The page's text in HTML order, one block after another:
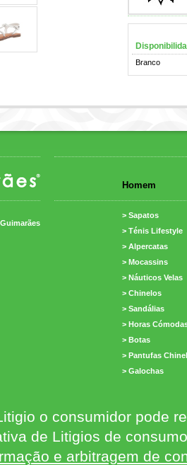
Branco
Homem
> Sapatos
> Ténis Lifestyle
> Alpercatas
> Mocassins
> Náuticos Velas
> Chinelos
> Sandálias
> Horas
> Botas
> Pantufas
> Galochas
o consumidor pode
de Litigios de
e arbitragem de